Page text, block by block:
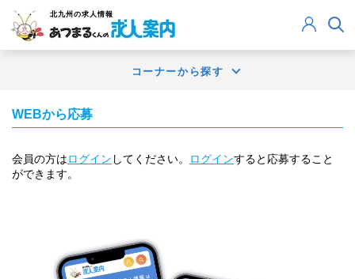
北九州の求人情報
コーナーから探す
WEBから応募
会員の方はログイン してください。 ログインすると応募すること
ができます。